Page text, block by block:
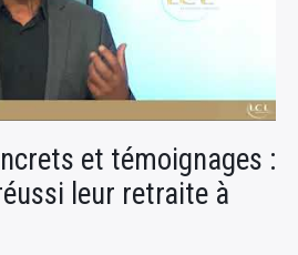
et témoignages :
leur retraite à